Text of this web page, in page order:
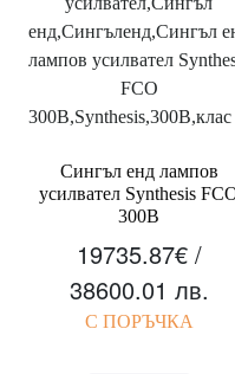
Сингъл енд лампов
усилвател Synthesis
300B
19735.87€/
38600.01 лв.
С ПОРЪЧКА